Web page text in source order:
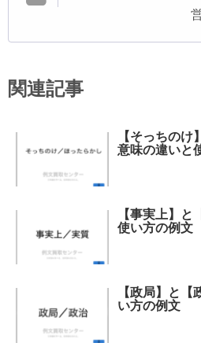
関連記事
【そっちの
意味の違いと
【事実上】と
使い方の例文
【政局】と
い方の例文